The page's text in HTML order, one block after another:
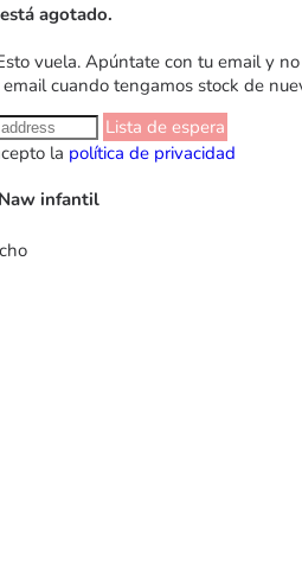
agotado.
vuela. Apúntate con tu email y
cuando tengamos stock de
Lista de espera
la política de privacidad
infantil